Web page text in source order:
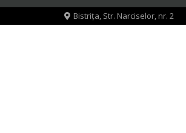
Bistrița, Str. Narciselor, nr. 2